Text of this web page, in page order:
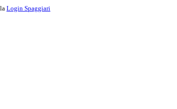
Login Spaggiari